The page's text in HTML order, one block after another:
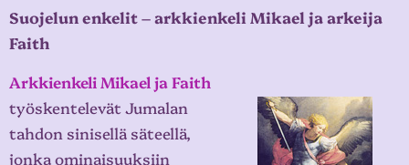
Suojelun enkelit – arkkienkeli Mikael ja arkeija
Faith
Arkkienkeli Mikael ja Faith
työskentelevät Jumalan
tahdon sinisellä säteellä,
jonka ominaisuuksiin